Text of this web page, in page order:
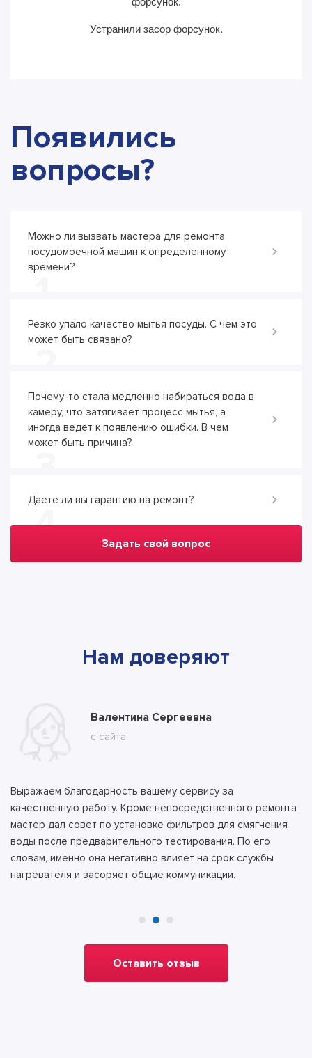
Устранили засор форсунок.
Появились
вопросы?
Можно ли вызвать мастера для ремонта
посудомоечной машин к определенному
времени?
Резко упало качество мытья посуды. С чем это
может быть связано?
Почему-то стала медленно набираться вода в
камеру, что затягивает процесс мытья, а
иногда ведет к появлению ошибки. В чем
может быть причина?
Даете ли вы гарантию на ремонт?
4 Задать свой вопрос
Нам доверяют
Марина
с ВК
Валентина Сергеевна
с сайта
Выражаем благодарность вашему сервису за
качественную работу. Кроме непосредственного ремонта
мастер дал совет по установке фильтров для смягчения
воды после предварительного тестирования. По его
словам, именно она негативно влияет на срок службы
нагревателя и засоряет общие коммуникации.
Владимир
с сайта
Оставить отзыв